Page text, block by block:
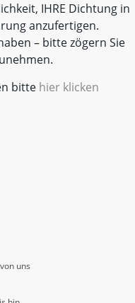
IHRE Dichtung in
anzufertigen.
– bitte zögern Sie
bitte hier klicken
uns